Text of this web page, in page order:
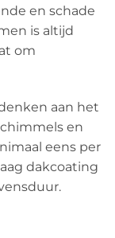
en schade
is altijd
om
aan het
en
eens per
dakcoating